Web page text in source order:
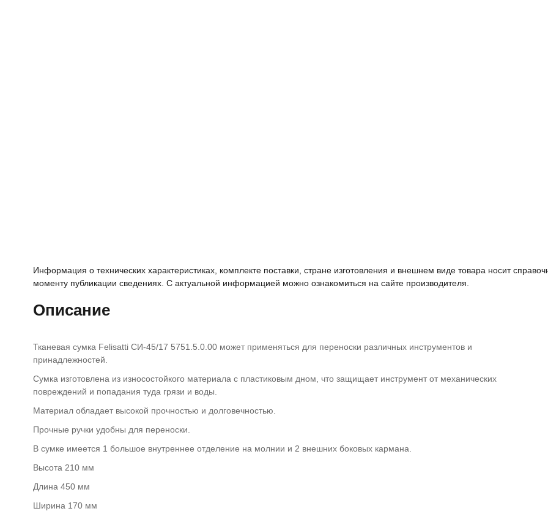
Информация о технических характеристиках, комплекте поставки, стране изготовления и внешнем виде товара носит
моменту публикации сведениях. С актуальной информацией можно ознакомиться на сайте производителя.
Описание
Тканевая сумка Felisatti СИ-45/17 5751.5.0.00 может применяться для переноски различных инструментов и
принадлежностей.
Сумка изготовлена из износостойкого материала с пластиковым дном, что защищает инструмент от механических
повреждений и попадания туда грязи и воды.
Материал обладает высокой прочностью и долговечностью.
Прочные ручки удобны для переноски.
В сумке имеется 1 большое внутреннее отделение на молнии и 2 внешних боковых кармана.
Высота 210 мм
Длина 450 мм
Ширина 170 мм